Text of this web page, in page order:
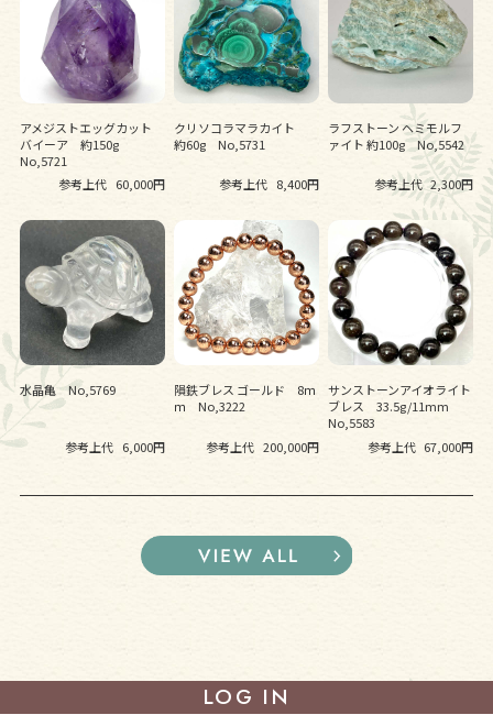
アメジストエッグカット
バイーア 約150g
No,5721
参考上代 60,000円
クリソコラマラカイト
約60g No,5731
参考上代 8,400円
ラフストーン ヘミモルフ
ァイト 約100g No,5542
参考上代 2,300円
水晶亀 No,5769
参考上代 6,000円
隕鉄ブレス ゴールド 8ｍ
ｍ No,3222
参考上代 200,000円
サンストーンアイオライト
ブレス 33.5g/11mm
No,5583
参考上代 67,000円
LOG IN